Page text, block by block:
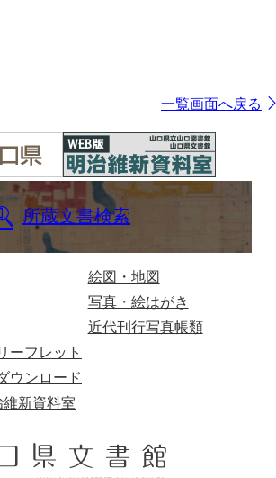
一覧画面へ戻る
所蔵文書検索
絵図・地図
写真・絵はがき
近代刊行写真帳類
ーフレット
ウンロード
新資料室